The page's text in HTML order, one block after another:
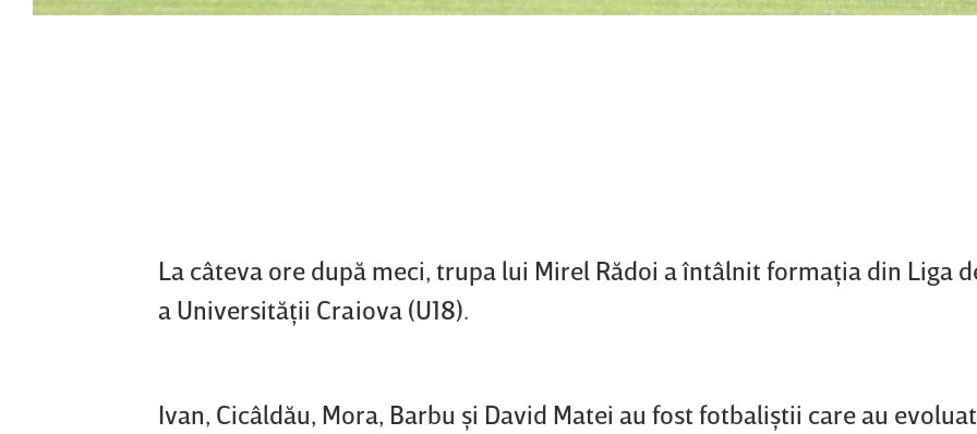
La câteva ore după meci, trupa lui Mirel Rădoi a întâlnit formaţia din Liga
a Universităţii Craiova (U18).
Ivan, Cicâldău, Mora, Barbu şi David Matei au fost fotbaliştii care au